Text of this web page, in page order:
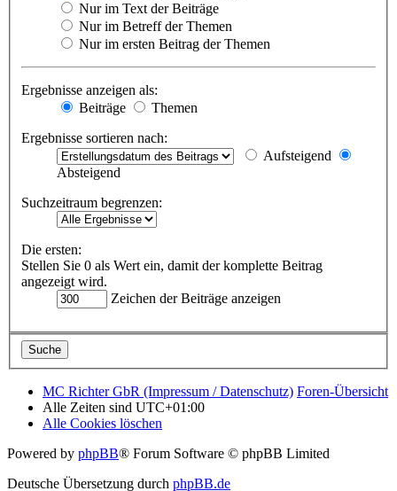
Nur im Text der Beiträge
Nur im Betreff der Themen
Nur im ersten Beitrag der Themen
Ergebnisse anzeigen als:
Beiträge
Themen
Ergebnisse sortieren nach:
Aufsteigend
Absteigend
Suchzeitraum begrenzen:
Die ersten:
Stellen Sie 0 als Wert ein, damit der komplette Beitrag
angezeigt wird.
Zeichen der Beiträge anzeigen
MC Richter GbR (Impressum / Datenschutz) Foren-Übersicht
Alle Zeiten sind UTC+01:00
Alle Cookies löschen
Powered by phpBB® Forum Software © phpBB Limited
Deutsche Übersetzung durch phpBB.de